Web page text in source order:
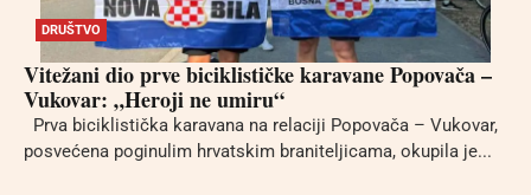
DRUŠTVO
Vitežani dio prve biciklističke karavane Popovača –
Vukovar: „Heroji ne umiru“
Prva biciklistička karavana na relaciji Popovača – Vukovar,
posvećena poginulim hrvatskim braniteljicama, okupila je...